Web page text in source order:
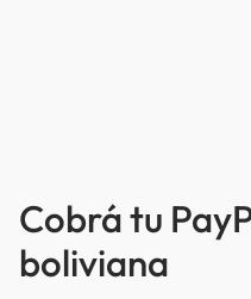
Cobrá tu
boliviana